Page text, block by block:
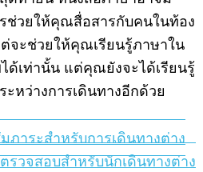
ช่วยให้คุณสื่อสารกับคนในท้อง
จะช่วยให้คุณเรียนรู้ภาษาใน
ได้เท่านั้น แต่คุณยังจะได้เรียนรู้
หว่างการเดินทางอีกด้วย
ภาระสำหรับการเดินทางต่าง
รวจสอบสำหรับนักเดินทางต่าง